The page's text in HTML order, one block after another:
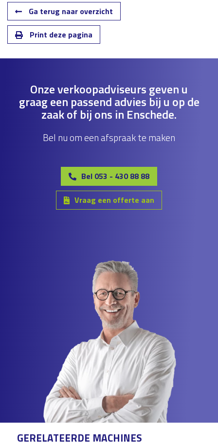
Ga terug naar overzicht
Print deze pagina
Onze verkoopadviseurs geven u
graag een passend advies bij u op de
zaak of bij ons in Enschede.
Bel nu om een afspraak te maken
Bel 053 - 430 88 88
Vraag een offerte aan
GERELATEERDE MACHINES